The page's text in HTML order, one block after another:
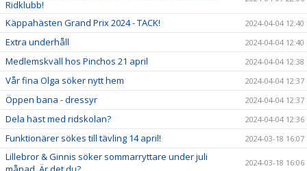
Ridklubb!
Käppahästen Grand Prix 2024 - TACK! 2024-04-04 12:40
Extra underhåll 2024-04-04 12:40
Medlemskväll hos Pinchos 21 april 2024-04-04 12:38
Vår fina Olga söker nytt hem 2024-04-04 12:37
Öppen bana - dressyr 2024-04-04 12:37
Dela häst med ridskolan? 2024-04-04 12:36
Funktionärer sökes till tävling 14 april! 2024-03-18 16:07
Lillebror & Ginnis söker sommarryttare under juli
2024-03-18 16:06